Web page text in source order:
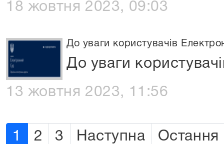
18 жовтня 2023, 09:03
До уваги користувачів
До уваги
13 жовтня 2023, 11:56
1 2 3 Наступна Остання